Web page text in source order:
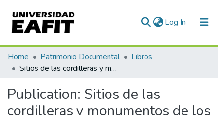
Log In (current)
Communities & Collections
All of DSpace
Statistics
Home Patrimonio Documental
Libros
Sitios de las cordilleras y monumentos de los pueblos indígenas de América / por Alejandro de Humboldt ; traducción de Bernardo Giner
Publication: Sitios de las
cordilleras y monumentos de los